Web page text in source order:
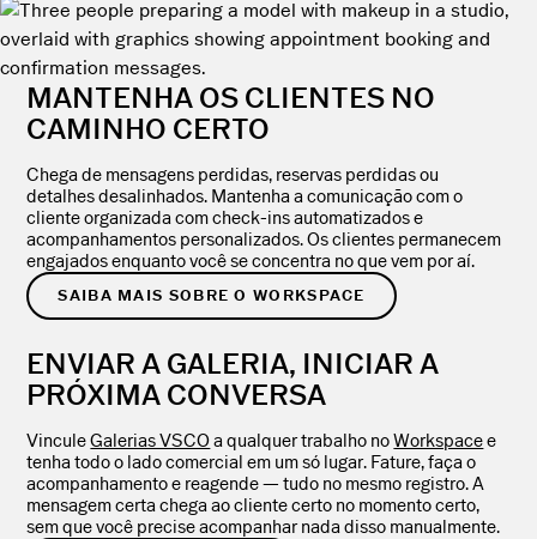
MANTENHA OS CLIENTES NO
CAMINHO CERTO
Chega de mensagens perdidas, reservas perdidas ou
detalhes desalinhados. Mantenha a comunicação com o
cliente organizada com check-ins automatizados e
acompanhamentos personalizados. Os clientes permanecem
engajados enquanto você se concentra no que vem por aí.
SAIBA MAIS SOBRE O WORKSPACE
ENVIAR A GALERIA, INICIAR A
PRÓXIMA CONVERSA
VinculeGalerias VSCOa qualquer trabalho noWorkspacee
tenha todo o lado comercial em um só lugar. Fature, faça o
acompanhamento e reagende — tudo no mesmo registro. A
mensagem certa chega ao cliente certo no momento certo,
sem que você precise acompanhar nada disso manualmente.